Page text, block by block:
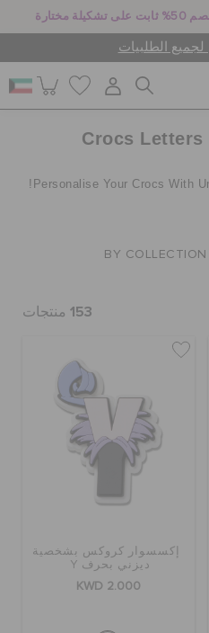
الطلبيات
Crocs
Personalise Your Crocs With
BY COLLECTION
153 منتجات
إكسسوار كروكس بشخصية
ديزني بحرف Y
KWD 2.000